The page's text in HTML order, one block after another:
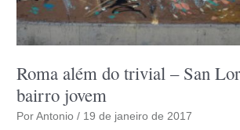
Roma além do trivial – San
bairro jovem
PorAntonio/ 19 de janeiro de 2017